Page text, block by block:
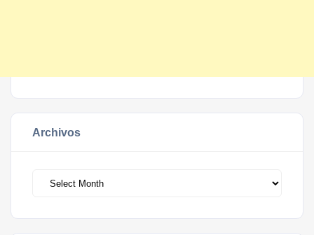
Archivos